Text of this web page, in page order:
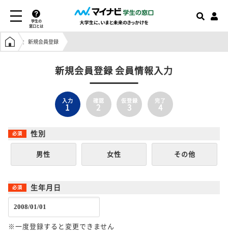
学生の
窓口とは
学生の窓口トップ
新規会員登録
新規会員登録 会員情報入力
入力
1
確認
2
仮登録
3
完了
4
性別
男性 女性 その他
生年月日
※一度登録すると変更できません